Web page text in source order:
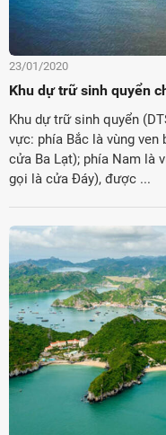
23/01/2020
Khu dự trữ sinh quyển
Khu dự trữ sinh quyển
vực: phía Bắc là vùng
cửa Ba Lạt); phía Nam là
gọi là cửa Đáy), được ...